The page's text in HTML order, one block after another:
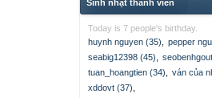
Sinh nhật thành viên
Today is 7 people's birthday.
huynh nguyen (35)
pepper
seabig12398 (45)
tuan_hoangtien (34)
ván của
xddovt (37)